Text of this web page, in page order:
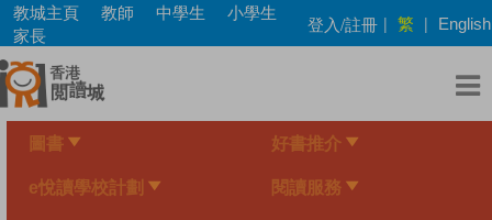
Skip
main
content
教城主頁 教師 中學生
小學生
家長
登入/註冊 | 繁 | English
圖書 好書推介
e悅讀學校計劃 閱讀服務